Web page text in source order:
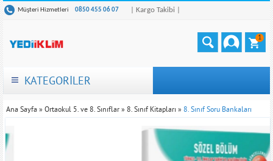
Müşteri Hizmetleri 0850 455 06 07 | Kargo Takibi |
1
KATEGORİLER
Ana Sayfa » Ortaokul 5. ve 8. Sınıflar » 8. Sınıf Kitapları » 8. Sınıf Soru Bankaları